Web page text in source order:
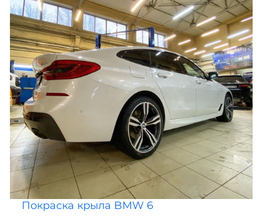
Покраска крыла BMW 6